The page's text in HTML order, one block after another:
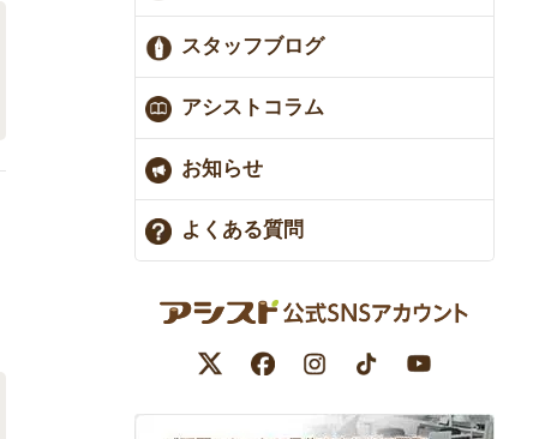
スタッフブログ
アシストコラム
お知らせ
よくある質問